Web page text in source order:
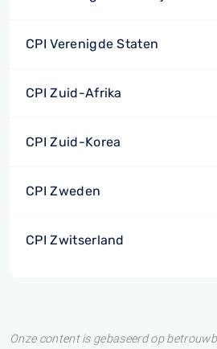
CPI Verenigde Staten
CPI Zuid-Afrika
CPI Zuid-Korea
CPI Zweden
CPI Zwitserland
Onze content is gebaseerd op